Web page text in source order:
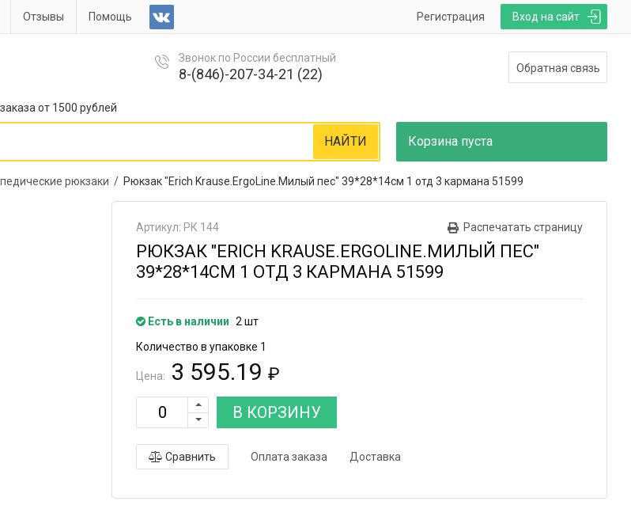
Вход на сайт
Регистрация
Отзывы Помощь
от 1500 рублей
Звонок по России бесплатный
8-(846)-207-34-21 (22) Обратная связь
Корзина пуста
НАЙТИ
рюкзаки / Рюкзак "Erich Krause.ErgoLine.Милый пес" 39*28*14см 1 отд 3 кармана 51599
Распечатать страницу
Артикул: РК 144
РЮКЗАК "ERICH KRAUSE.ERGOLINE.МИЛЫЙ ПЕС"
39*28*14СМ 1 ОТД 3 КАРМАНА 51599
Есть в наличии 2 шт
Количество в упаковке 1
Цена: 3 595.19 ₽
В КОРЗИНУ
Сравнить Оплата заказа Доставка